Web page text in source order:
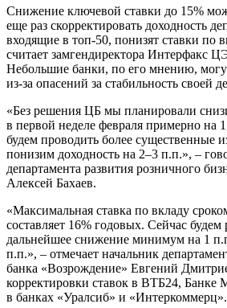
Снижение ключевой ставки до 15%
еще раз скорректировать доходность
входящие в топ-50, понизят ставки по
считает замгендиректора Интерфакс
Небольшие банки, по его мнению,
из-за опасений за стабильность своей
«Без решения ЦБ мы планировали
в первой неделе февраля примерно на
будем проводить более существенные
понизим доходность на 2–3 п.п.», –
департамента развития розничного
Алексей Бахаев.
«Максимальная ставка по вкладу
составляет 16% годовых. Сейчас будем
дальнейшее снижение минимум на 1
п.п.», – отмечает начальник
банка «Возрождение» Евгений
корректировки ставок в ВТБ24, Банке
в банках «Уралсиб» и «Интеркоммерц».